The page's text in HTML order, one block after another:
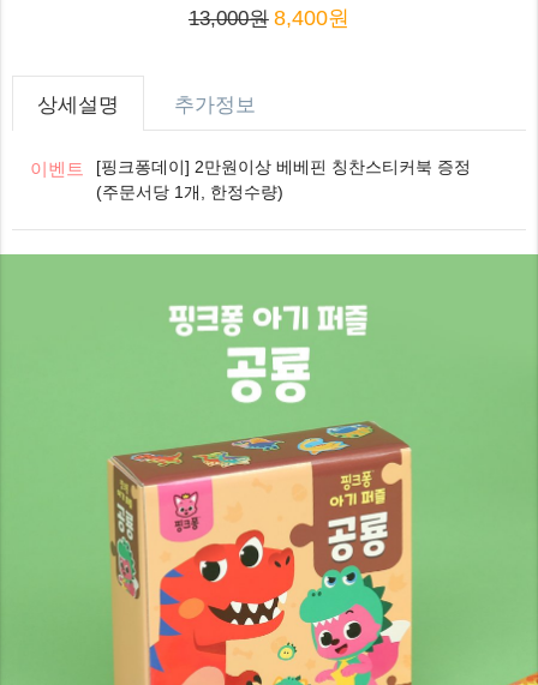
3
4
5
6
7
8
3
4
5
6
7
8
7
8
9
6
86
8
9
13,000원 8,400원
상세설명 추가정보
이벤트
[핑크퐁데이] 2만원이상 베베핀 칭찬스티커북 증정
(주문서당 1개, 한정수량)